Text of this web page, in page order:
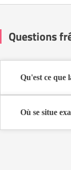
Questions
Qu'est ce que
Où se situe